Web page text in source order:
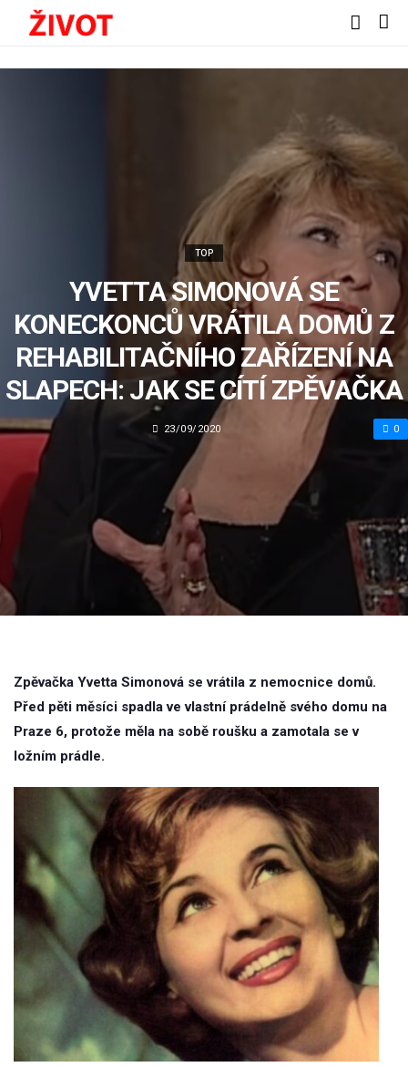
TOP
YVETTA SIMONOVÁ SE
KONECKONCŮ VRÁTILA DOMŮ Z
REHABILITAČNÍHO ZAŘÍZENÍ NA
SLAPECH: JAK SE CÍTÍ ZPĚVAČKA
23/09/2020 0
Zpěvačka Yvetta Simonová se vrátila z nemocnice domů.
Před pěti měsíci spadla ve vlastní prádelně svého domu na
Praze 6, protože měla na sobě roušku a zamotala se v
ložním prádle.